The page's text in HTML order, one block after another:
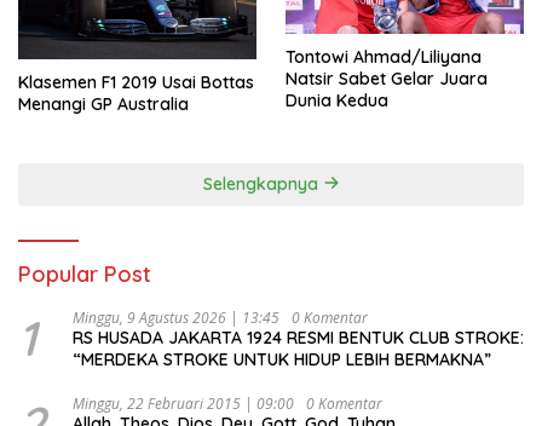
Klasemen F1 2019 Usai Bottas
Menangi GP Australia
Tontowi Ahmad/Liliyana
Natsir Sabet Gelar Juara
Dunia Kedua
Selengkapnya
Popular Post
1 Minggu, 9 Agustus 2026 | 13:45 0 Komentar
RS HUSADA JAKARTA 1924 RESMI BENTUK CLUB STROKE:
“MERDEKA STROKE UNTUK HIDUP LEBIH BERMAKNA”
Minggu, 22 Februari 2015 | 09:00 0 Komentar